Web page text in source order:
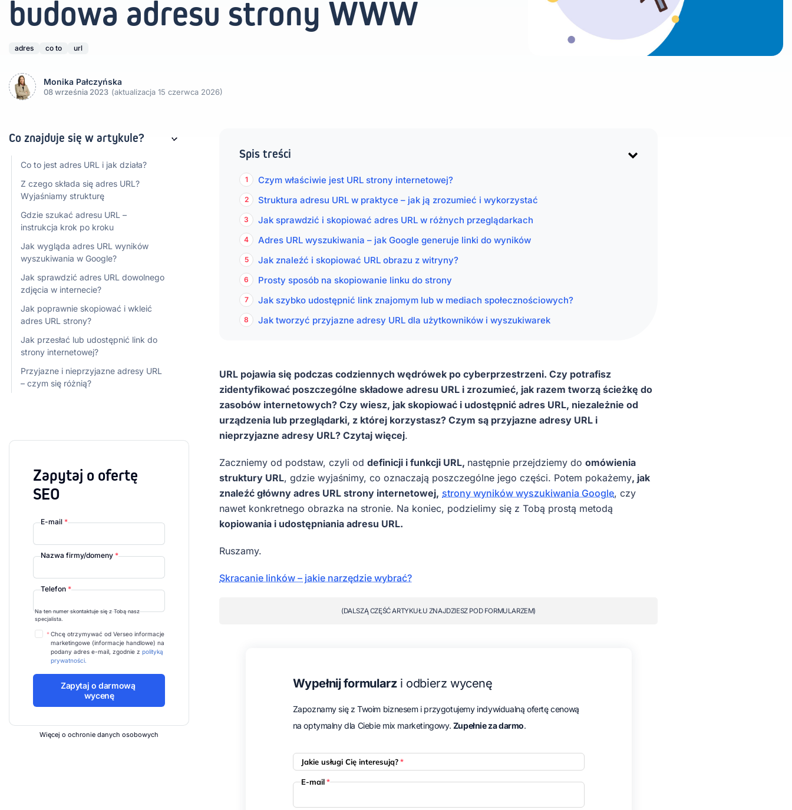
budowa adresu strony WWW
adres co to url
Monika Pałczyńska
08 września 2023 (aktualizacja 15 czerwca 2026)
Co znajduje się w artykule?
Co to jest adres URL i jak działa?
Z czego składa się adres URL?
Wyjaśniamy strukturę
Gdzie szukać adresu URL –
instrukcja krok po kroku
Jak wygląda adres URL wyników
wyszukiwania w Google?
Jak sprawdzić adres URL dowolnego
zdjęcia w internecie?
Jak poprawnie skopiować i wkleić
adres URL strony?
Jak przesłać lub udostępnić link do
strony internetowej?
Przyjazne i nieprzyjazne adresy URL
– czym się różnią?
Zapytaj o ofertę
SEO
E-mail *
Nazwa firmy/domeny *
Telefon *
Na ten numer skontaktuje się z Tobą nasz
specjalista.
Chcę otrzymywać od Verseo informacje
marketingowe (informacje handlowe) na
podany adres e-mail, zgodnie z polityką
prywatności.
*
Więcej o ochronie danych osobowych
Spis treści
Czym właściwie jest URL strony internetowej?
Struktura adresu URL w praktyce – jak ją zrozumieć i wykorzystać
Jak sprawdzić i skopiować adres URL w różnych przeglądarkach
Adres URL wyszukiwania – jak Google generuje linki do wyników
Jak znaleźć i skopiować URL obrazu z witryny?
Prosty sposób na skopiowanie linku do strony
Jak szybko udostępnić link znajomym lub w mediach społecznościowych?
Jak tworzyć przyjazne adresy URL dla użytkowników i wyszukiwarek
URL pojawia się podczas codziennych wędrówek po cyberprzestrzeni. Czy potrafisz
zidentyfikować poszczególne składowe adresu URL i zrozumieć, jak razem tworzą ścieżkę do
zasobów internetowych? Czy wiesz, jak skopiować i udostępnić adres URL, niezależnie od
urządzenia lub przeglądarki, z której korzystasz? Czym są przyjazne adresy URL i
nieprzyjazne adresy URL? Czytaj więcej.
Zaczniemy od podstaw, czyli od definicji i funkcji URL, następnie przejdziemy do omówienia
struktury URL, gdzie wyjaśnimy, co oznaczają poszczególne jego części. Potem pokażemy, jak
znaleźć główny adres URL strony internetowej, strony wyników wyszukiwania Google, czy
nawet konkretnego obrazka na stronie. Na koniec, podzielimy się z Tobą prostą metodą
kopiowania i udostępniania adresu URL.
Ruszamy.
Skracanie linków – jakie narzędzie wybrać?
(DALSZĄ CZĘŚĆ ARTYKUŁU ZNAJDZIESZ POD FORMULARZEM)
Wypełnij formularzi odbierz wycenę
Zapoznamy się z Twoim biznesem i przygotujemy indywidualną ofertę cenową
na optymalny dla Ciebie mix marketingowy. Zupełnie za darmo.
Jakie usługi Cię interesują? *
E-mail *